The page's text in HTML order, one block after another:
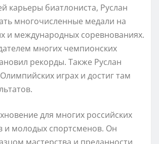
карьеры биатлониста, Руслан
многочисленные медали на
и международных соревнованиях.
многих чемпионских
рекорды. Также Руслан
играх и достиг там
для многих российских
и молодых спортсменов. Он